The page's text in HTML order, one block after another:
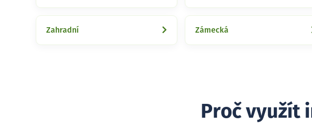
Zahradní Zámecká
Proč využít